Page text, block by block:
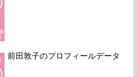
前田敦子のプロフィールデータ